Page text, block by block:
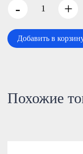
- +
Добавить в
Похожие